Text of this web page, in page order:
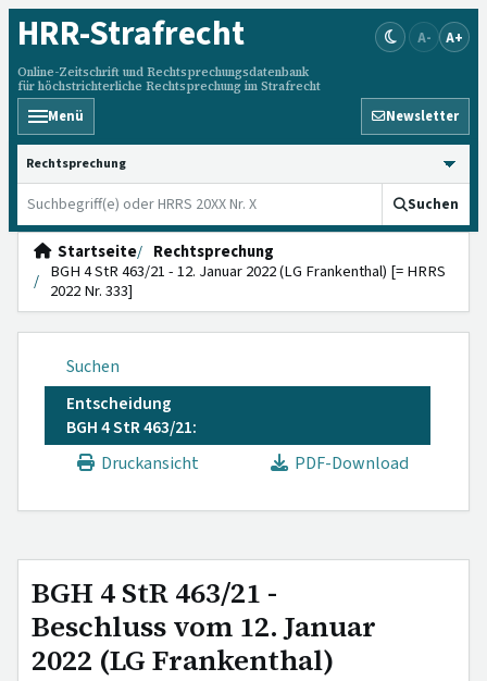
HRR-Strafrecht
Online-Zeitschrift und Rechtsprechungsdatenbank
für höchstrichterliche Rechtsprechung im Strafrecht
A- A+
Menü Newsletter
HRRS durchsuchen
Suchen
Startseite
Rechtsprechung
BGH 4 StR 463/21 - 12. Januar 2022 (LG Frankenthal) [= HRRS
2022 Nr. 333]
Suchen
Entscheidung
BGH 4 StR 463/21:
Druckansicht
PDF-Download
BGH 4 StR 463/21 -
Beschluss vom 12. Januar
2022 (LG Frankenthal)